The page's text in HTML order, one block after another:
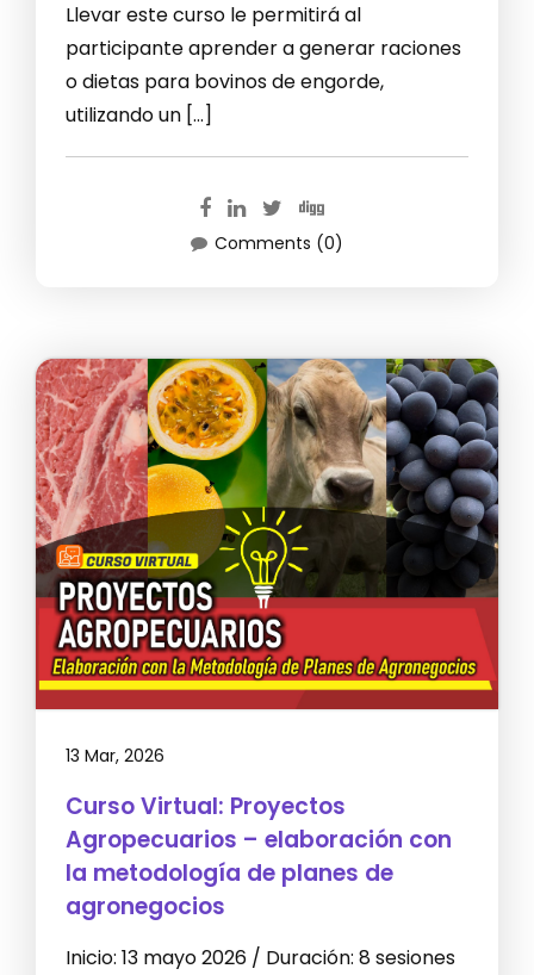
Llevar este curso le permitirá al
participante aprender a generar raciones
o dietas para bovinos de engorde,
utilizando un […]
Comments (0)
13 Mar, 2026
Curso Virtual: Proyectos
Agropecuarios – elaboración con
la metodología de planes de
agronegocios
Inicio: 13 mayo 2026 / Duración: 8 sesiones